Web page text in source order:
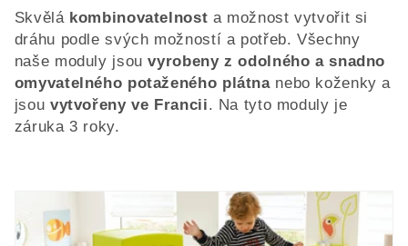
e
:
Skvělá kombinovatelnost a možnost vytvořit si
dráhu podle svých možností a potřeb. Všechny
naše moduly jsouvyrobeny z odolného a snadno
omyvatelného potaženého plátnanebo koženky a
jsou vytvořeny ve Francii. Na tyto moduly je
záruka 3 roky.